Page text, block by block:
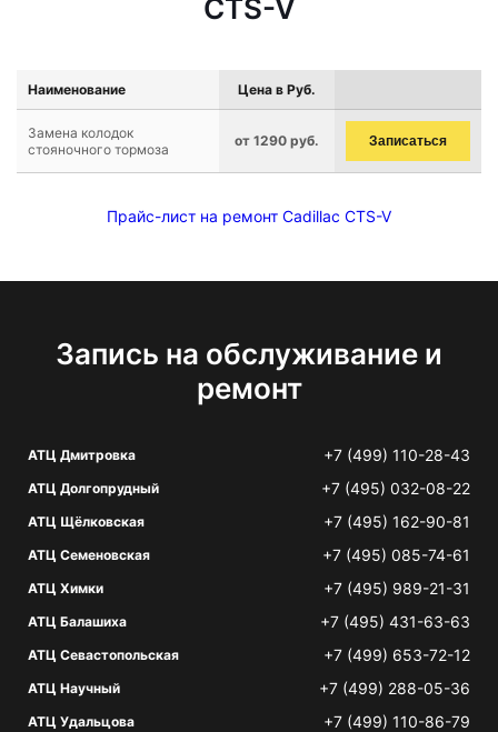
CTS-V
Наименование Цена в Руб.
Замена колодок
стояночного тормоза
от 1290 руб. Записаться
Прайс-лист на ремонт Cadillac CTS-V
Запись на обслуживание и
ремонт
АТЦ Дмитровка +7 (499) 110-28-43
АТЦ Долгопрудный +7 (495) 032-08-22
АТЦ Щёлковская +7 (495) 162-90-81
АТЦ Семеновская +7 (495) 085-74-61
АТЦ Химки +7 (495) 989-21-31
АТЦ Балашиха +7 (495) 431-63-63
АТЦ Севастопольская +7 (499) 653-72-12
АТЦ Научный +7 (499) 288-05-36
АТЦ Удальцова +7 (499) 110-86-79